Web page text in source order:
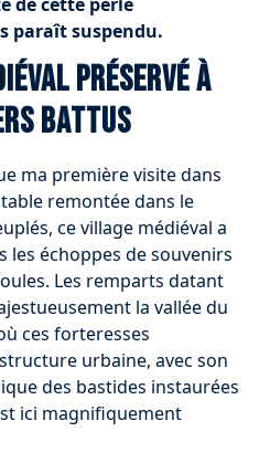
paraît suspendu.
préservé à
battus
ma première visite dans
remontée dans le
ce village médiéval a
les échoppes de souvenirs
Les remparts datant
la vallée du
ces forteresses
urbaine, avec son
des bastides instaurées
ici magnifiquement